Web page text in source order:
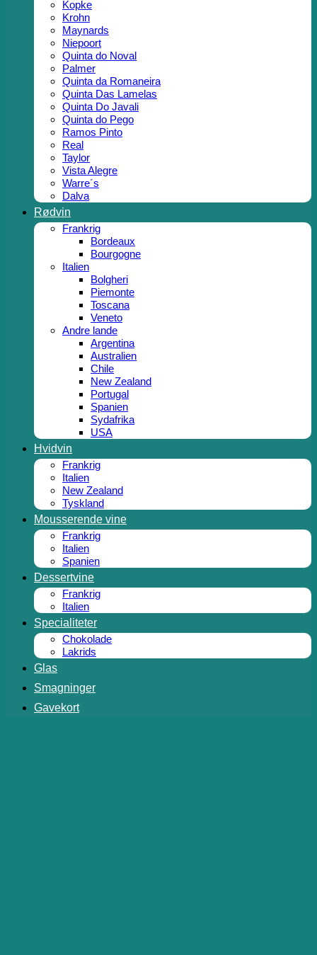
Kopke
Krohn
Maynards
Niepoort
Quinta do Noval
Palmer
Quinta da Romaneira
Quinta Das Lamelas
Quinta Do Javali
Quinta do Pego
Ramos Pinto
Real
Taylor
Vista Alegre
Warre´s
Dalva
Rødvin
Frankrig
Bordeaux
Bourgogne
Italien
Bolgheri
Piemonte
Toscana
Veneto
Andre lande
Argentina
Australien
Chile
New Zealand
Portugal
Spanien
Sydafrika
USA
Hvidvin
Frankrig
Italien
New Zealand
Tyskland
Mousserende vine
Frankrig
Italien
Spanien
Dessertvine
Frankrig
Italien
Specialiteter
Chokolade
Lakrids
Glas
Smagninger
Gavekort